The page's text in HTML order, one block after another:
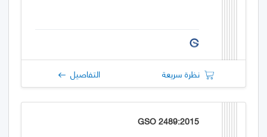
نظرة سريعة التفاصيل
GSO 2489:2015